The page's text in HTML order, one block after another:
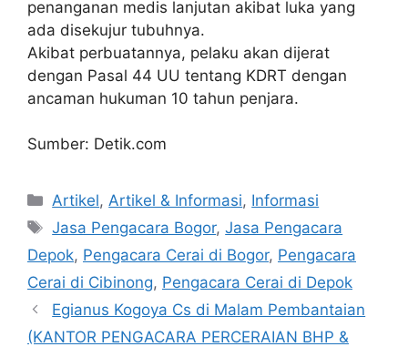
penanganan medis lanjutan akibat luka yang
ada disekujur tubuhnya.
Akibat perbuatannya, pelaku akan dijerat
dengan Pasal 44 UU tentang KDRT dengan
ancaman hukuman 10 tahun penjara.
Sumber: Detik.com
Artikel,Artikel & Informasi, Informasi
Jasa Pengacara Bogor,Jasa Pengacara
Depok, Pengacara Cerai di Bogor, Pengacara
Cerai di Cibinong, Pengacara Cerai di Depok
Egianus Kogoya Cs di Malam Pembantaian
(KANTOR PENGACARA PERCERAIAN BHP &